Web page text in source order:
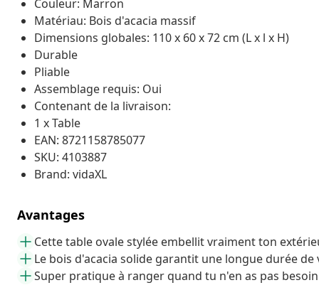
Couleur: Marron
Matériau: Bois d'acacia massif
Dimensions globales: 110 x 60 x 72 cm (L x l x H)
Durable
Pliable
Assemblage requis: Oui
Contenant de la livraison:
1 x Table
EAN: 8721158785077
SKU: 4103887
Brand: vidaXL
Avantages
Cette table ovale stylée embellit vraiment ton
Le bois d'acacia solide garantit une longue durée de
Super pratique à ranger quand tu n'en as pas besoin